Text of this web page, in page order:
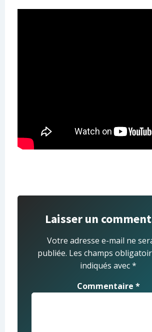
Laisser un
Votre adresse e-mail ne
publiée. Les champs
indiqués avec*
Commentaire *